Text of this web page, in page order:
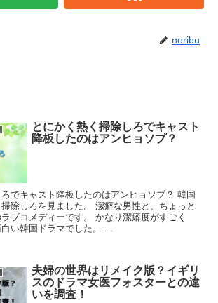
noribu
とにかく熱く掃除しろでキャスト
降板したのはアンヒョソプ？
でキャスト降板したのはアンヒョソプ？ 韓国
除しろを見ました。 潔癖な男性と、ちょっと
ブコメディーです。 かなり潔癖度がすごく
い韓国ドラマでした。 ...
夫婦の世界はリメイク版？イギリ
スのドラマ女医フォスターとの違
いを調査！